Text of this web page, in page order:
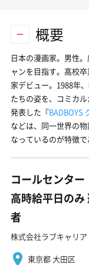
概要
日本の漫画家。男性
ャンを目指す。高校
家デビュー。1988年
たちの姿を、コミカ
発表した『BADBOYS
などは、同一世界の
なっているのが特徴で
コールセンタ
高時給平日の
者
株式会社ラブキャリア
東京都 大田区